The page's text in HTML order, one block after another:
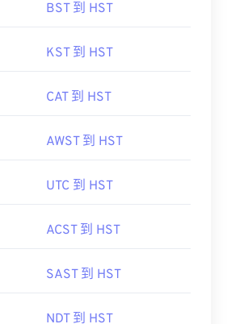
BST 到 HST
KST 到 HST
CAT 到 HST
AWST 到 HST
UTC 到 HST
ACST 到 HST
SAST 到 HST
NDT 到 HST